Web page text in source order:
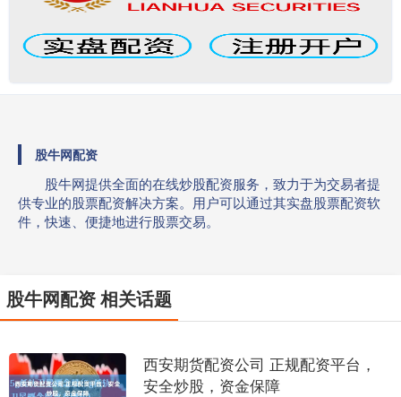
股牛网配资
股牛网提供全面的在线炒股配资服务，致力于为交易者提
供专业的股票配资解决方案。用户可以通过其实盘股票配资软
件，快速、便捷地进行股票交易。
股牛网配资 相关话题
西安期货配资公司 正规配资平台，
安全炒股，资金保障